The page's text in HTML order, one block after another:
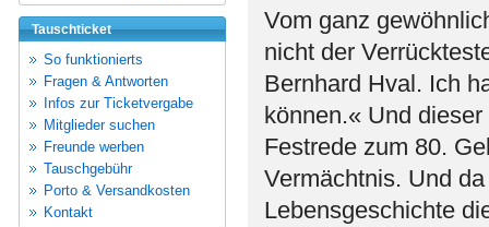
Tauschticket
So funktionierts
Fragen & Antworten
Infos zur Ticketvergabe
Mitglieder suchen
Freunde werben
Tauschgebühr
Porto & Versandkosten
Kontakt
Vom ganz
nicht der
Bernhard Hval. Ich
können.« Und
Festrede zum 80.
Vermächtnis. Und
Lebensgeschichte